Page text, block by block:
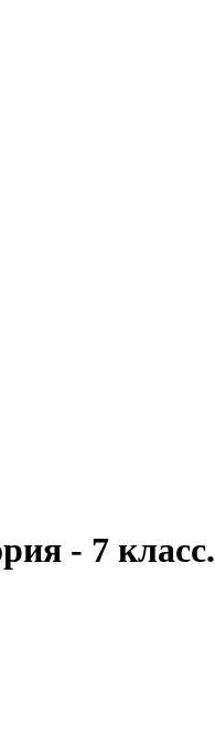
- 7 класс.